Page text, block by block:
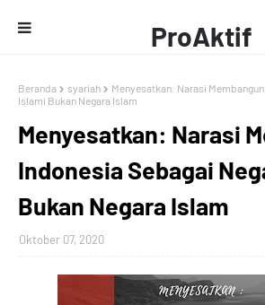
ProAktif
Media
Beranda syariah
Menyesatkan: Narasi
Islami Bukan Negara Islam
Menyesatkan: Narasi
Indonesia Sebagai
Bukan Negara Islam
Oktober 07, 2020